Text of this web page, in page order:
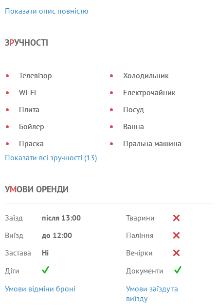
доступності від метро (Теремки, Іподром) і зупинки
Показати опис повністю
ЗРУЧНОСТІ
Телевізор
Wi-Fi
Плита
Бойлер
Праска
Холодильник
Електрочайник
Посуд
Ванна
Пральна машина
Показати всі зручності (13)
УМОВИ ОРЕНДИ
Заїзд
після 13:00
Виїзд
до 12:00
Застава
Ні
Діти
Умови відміни броні
Тварини
Паління
Вечірки
Документи
Умови заїзду та
виїзду